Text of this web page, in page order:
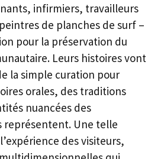
infirmiers, travailleurs
de planches de surf –
pour la préservation du
Leurs histoires vont
la simple curation pour
orales, des traditions
nuancées des
représentent. Une telle
des visiteurs,